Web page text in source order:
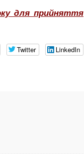
для прийняття
Twitter LinkedIn